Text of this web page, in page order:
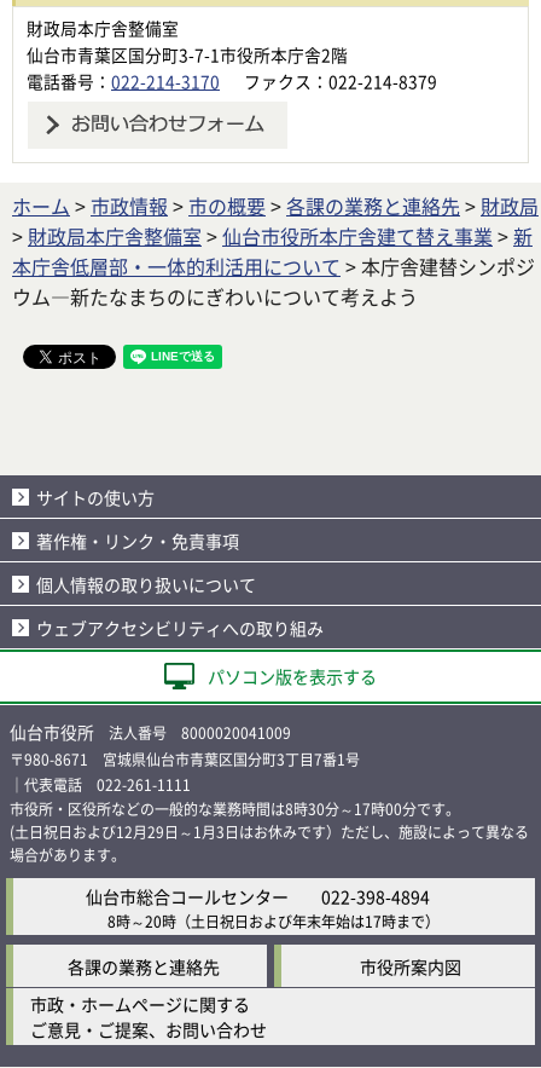
財政局本庁舎整備室
仙台市青葉区国分町3-7-1市役所本庁舎2階
電話番号： 022-214-3170 ファクス：022-214-8379
ホーム >市政情報 >市の概要>各課の業務と連絡先> 財政局
> 財政局本庁舎整備室 >仙台市役所本庁舎建て替え事業 >新
本庁舎低層部・一体的利活用について > 本庁舎建替シンポジ
ウム―新たなまちのにぎわいについて考えよう
サイトの使い方
著作権・リンク・免責事項
個人情報の取り扱いについて
ウェブアクセシビリティへの取り組み
パソコン版を表示する
仙台市役所 法人番号 8000020041009
〒980-8671 宮城県仙台市青葉区国分町3丁目7番1号
｜代表電話 022-261-1111
市役所・区役所などの一般的な業務時間は8時30分～17時00分です。
(土日祝日および12月29日～1月3日はお休みです）ただし、施設によって異なる
場合があります。
仙台市総合コールセンター 022-398-4894
8時～20時 （土日祝日および年末年始は17時まで）
各課の業務と連絡先
市役所案内図
市政・ホームページに関する
ご意見・ご提案、お問い合わせ